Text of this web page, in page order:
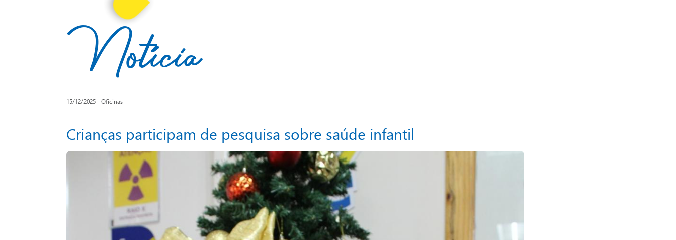
Notícia
15/12/2025 - Oficinas
Crianças participam de pesquisa sobre saúde infantil